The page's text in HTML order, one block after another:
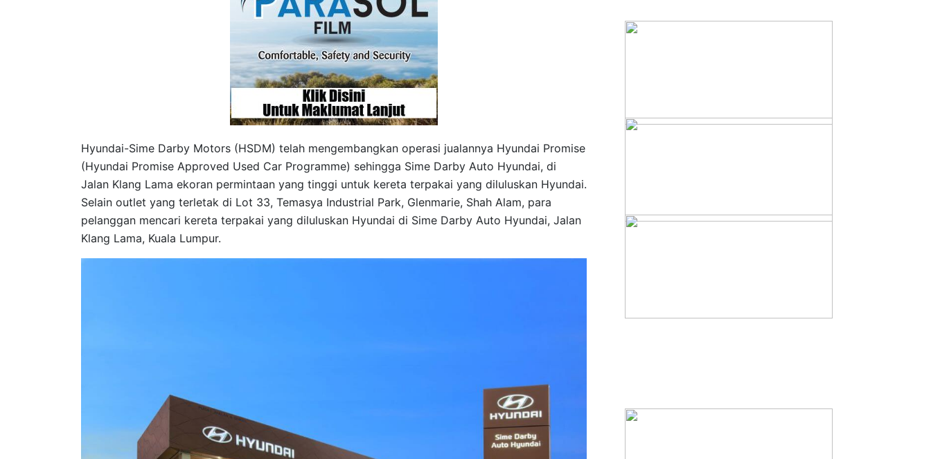
Hyundai-Sime Darby Motors (HSDM) telah mengembangkan operasi jualannya Hyundai Promise
(Hyundai Promise Approved Used Car Programme) sehingga Sime Darby Auto Hyundai, di
Jalan Klang Lama ekoran permintaan yang tinggi untuk kereta terpakai yang diluluskan Hyundai.
Selain outlet yang terletak di Lot 33, Temasya Industrial Park, Glenmarie, Shah Alam, para
pelanggan mencari kereta terpakai yang diluluskan Hyundai di Sime Darby Auto Hyundai, Jalan
Klang Lama, Kuala Lumpur.